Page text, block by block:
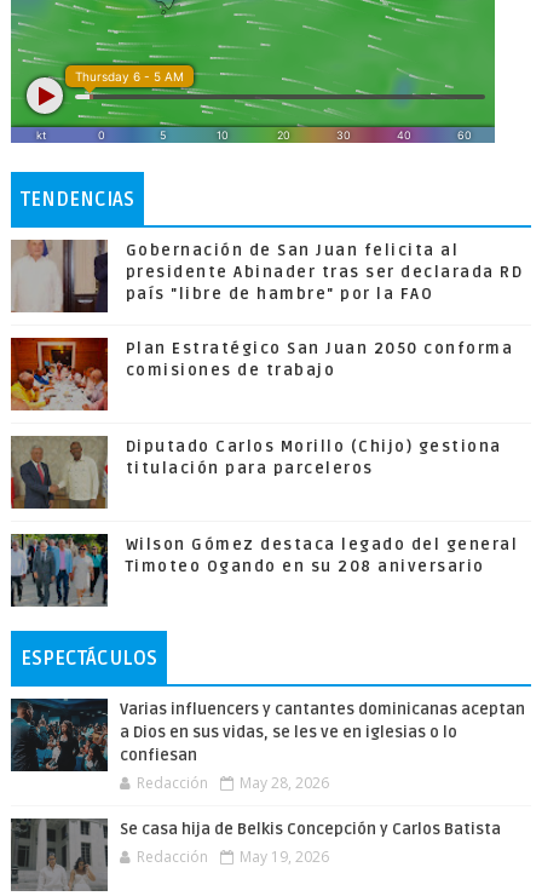
TENDENCIAS
Gobernación de San Juan felicita al
presidente Abinader tras ser declarada RD
país "libre de hambre" por la FAO
Plan Estratégico San Juan 2050 conforma
comisiones de trabajo
Diputado Carlos Morillo (Chijo) gestiona
titulación para parceleros
Wilson Gómez destaca legado del general
Timoteo Ogando en su 208 aniversario
ESPECTÁCULOS
Varias influencers y cantantes dominicanas aceptan
a Dios en sus vidas, se les ve en iglesias o lo
confiesan
Redacción May 28, 2026
Se casa hija de Belkis Concepción y Carlos Batista
Redacción May 19, 2026